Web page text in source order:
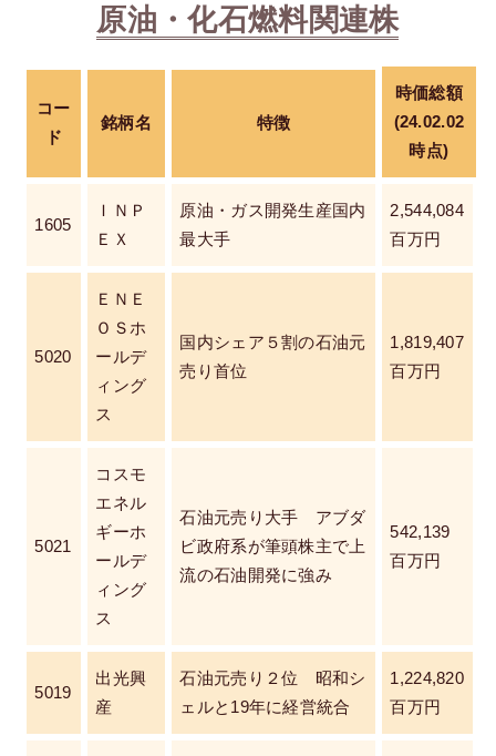
原油・化石燃料関連株
コー
ド
銘柄名 特徴
時価総額
(24.02.02
時点)
1605
ＩＮＰ
ＥＸ
原油・ガス開発生産国内
最大手
2,544,084
百万円
5020
ＥＮＥ
ＯＳホ
ールデ
ィング
ス
国内シェア５割の石油元
売り首位
1,819,407
百万円
5021
コスモ
エネル
ギーホ
ールデ
ィング
ス
石油元売り大手 アブダ
ビ政府系が筆頭株主で上
流の石油開発に強み
542,139
百万円
5019
出光興
産
石油元売り２位 昭和シ
ェルと19年に経営統合
1,224,820
百万円